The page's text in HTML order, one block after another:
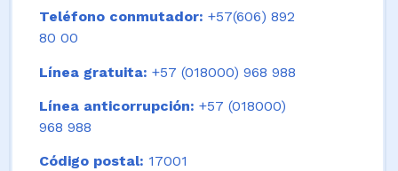
Teléfono conmutador: +57(606) 892
80 00
Línea gratuita: +57 (018000) 968 988
Línea anticorrupción: +57 (018000)
968 988
Código postal: 17001